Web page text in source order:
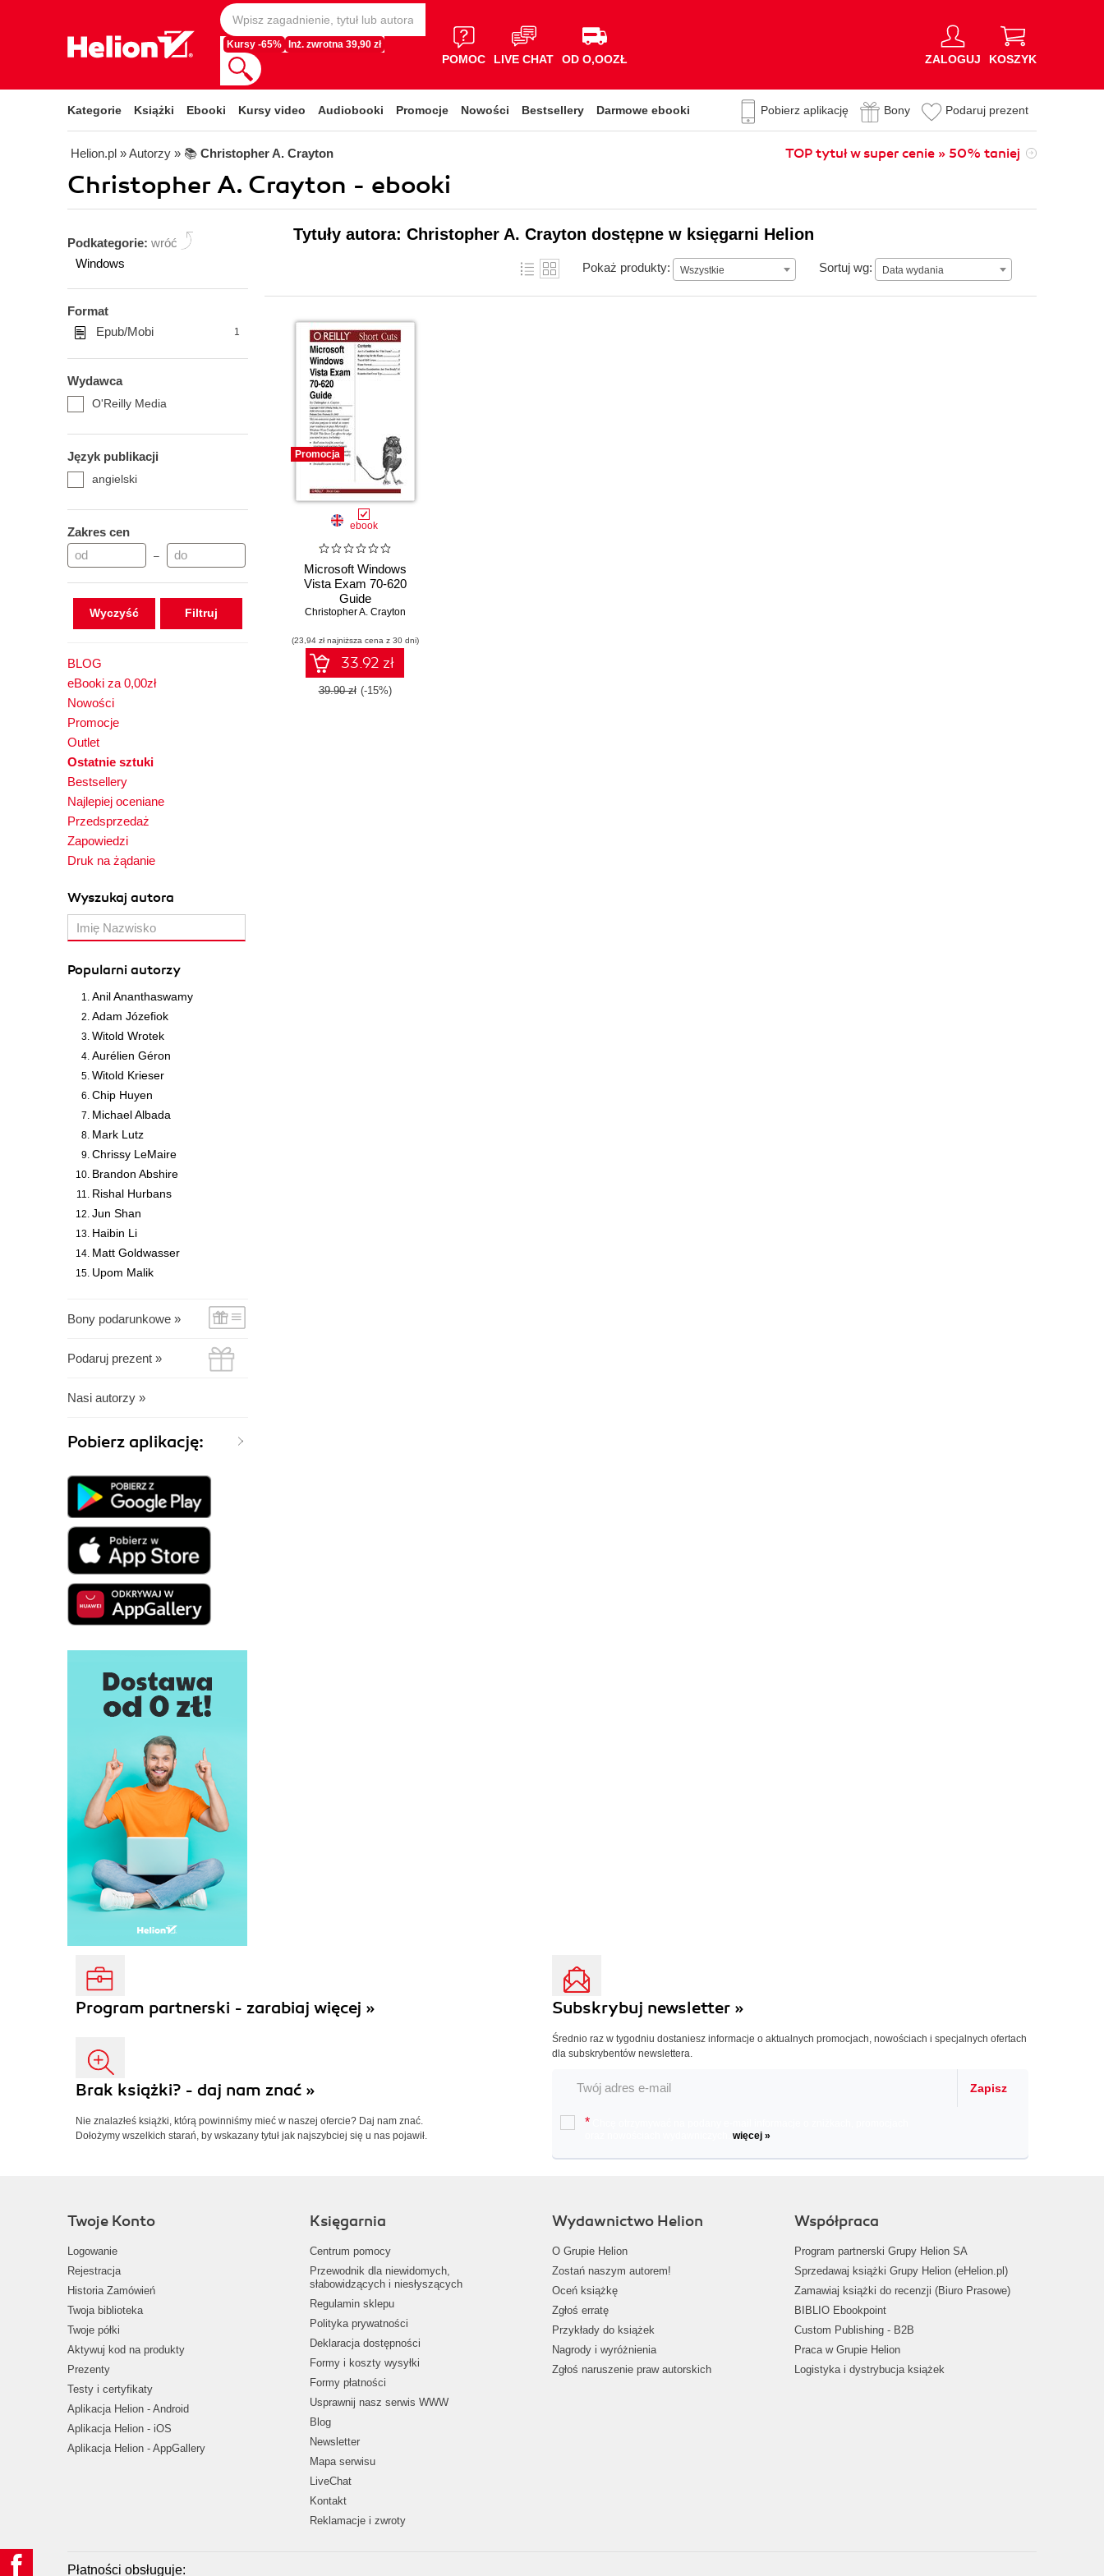
Kursy -65% Inż. zwrotna 39,90 zł
POMOC LIVE CHAT OD O,OOZŁ ZALOGUJ KOSZYK
Kategorie Książki Ebooki Kursy video Audiobooki Promocje Nowości Bestsellery Darmowe ebooki Pobierz aplikację Bony Podaruj prezent
Helion.pl » Autorzy » 📚 Christopher A. Crayton TOP tytuł w super cenie » 50% taniej
Christopher A. Crayton - ebooki
Podkategorie: wróć
Windows
Format
Epub/Mobi
1
Wydawca
O'Reilly Media
Język publikacji
angielski
Zakres cen
–
Wyczyść
BLOG
eBooki za 0,00zł
Nowości
Promocje
Outlet
Ostatnie sztuki
Bestsellery
Najlepiej oceniane
Przedsprzedaż
Zapowiedzi
Druk na żądanie
Wyszukaj autora
Popularni autorzy
Anil Ananthaswamy
Adam Józefiok
Witold Wrotek
Aurélien Géron
Witold Krieser
Chip Huyen
Michael Albada
Mark Lutz
Chrissy LeMaire
Brandon Abshire
Rishal Hurbans
Jun Shan
Haibin Li
Matt Goldwasser
Upom Malik
Bony podarunkowe »
Podaruj prezent »
Nasi autorzy »
Pobierz aplikację:
Tytuły autora: Christopher A. Crayton dostępne w księgarni Helion
Pokaż produkty: Wszystkie Sortuj wg: Data wydania
Data wydania
Promocja
ebook
Microsoft Windows
Vista Exam 70-620
Guide
Christopher A. Crayton
(23,94 zł najniższa cena z 30 dni)
33.92 zł
39.90 zł (-15%)
Program partnerski - zarabiaj więcej »
Brak książki? - daj nam znać »
Nie znalazłeś książki, którą powinniśmy mieć w naszej ofercie? Daj nam znać.
Dołożymy wszelkich starań, by wskazany tytuł jak najszybciej się u nas pojawił.
Subskrybuj newsletter »
Średnio raz w tygodniu dostaniesz informacje o aktualnych promocjach, nowościach i specjalnych ofertach
dla subskrybentów newslettera.
Zapisz
*
więcej »
Twoje Konto
Logowanie
Rejestracja
Historia Zamówień
Twoja biblioteka
Twoje półki
Aktywuj kod na produkty
Prezenty
Testy i certyfikaty
Aplikacja Helion - Android
Aplikacja Helion - iOS
Aplikacja Helion - AppGallery
Księgarnia
Centrum pomocy
Przewodnik dla niewidomych,
słabowidzących i niesłyszących
Regulamin sklepu
Polityka prywatności
Deklaracja dostępności
Formy i koszty wysyłki
Formy płatności
Usprawnij nasz serwis WWW
Blog
Newsletter
Mapa serwisu
LiveChat
Kontakt
Reklamacje i zwroty
Wydawnictwo Helion
O Grupie Helion
Zostań naszym autorem!
Oceń książkę
Zgłoś erratę
Przykłady do książek
Nagrody i wyróżnienia
Zgłoś naruszenie praw autorskich
Współpraca
Program partnerski Grupy Helion SA
Sprzedawaj książki Grupy Helion (eHelion.pl)
Zamawiaj książki do recenzji (Biuro Prasowe)
BIBLIO Ebookpoint
Custom Publishing - B2B
Praca w Grupie Helion
Logistyka i dystrybucja książek
Płatności obsługuje: